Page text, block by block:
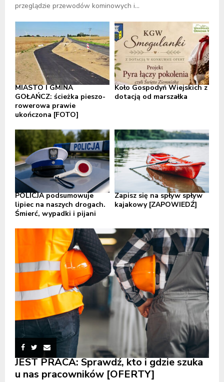
przeglądzie przewodów kominowych i...
MIASTO I GMINA
GOŁAŃCZ: ścieżka pieszo-
rowerowa prawie
ukończona [FOTO]
Koło Gospodyń Wiejskich z
dotacją od marszałka
POLICJA podsumowuje
lipiec na naszych drogach.
Śmierć, wypadki i pijani
Zapisz się na spływ spływ
kajakowy [ZAPOWIEDŹ]
JEST PRACA: Sprawdź, kto i gdzie szuka
u nas pracowników [OFERTY]